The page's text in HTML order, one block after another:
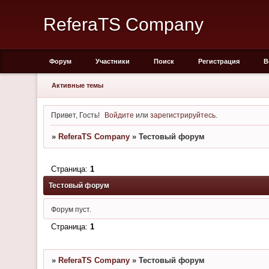
ReferaTS Company
Форум Участники Поиск Регистрация
Активные темы
Привет, Гость! Войдите илизарегистрируйтесь
» ReferaTS Company » Тестовый форум
Тестовый форум
Страница: 1
Форум пуст.
Страница: 1
» ReferaTS Company » Тестовый форум